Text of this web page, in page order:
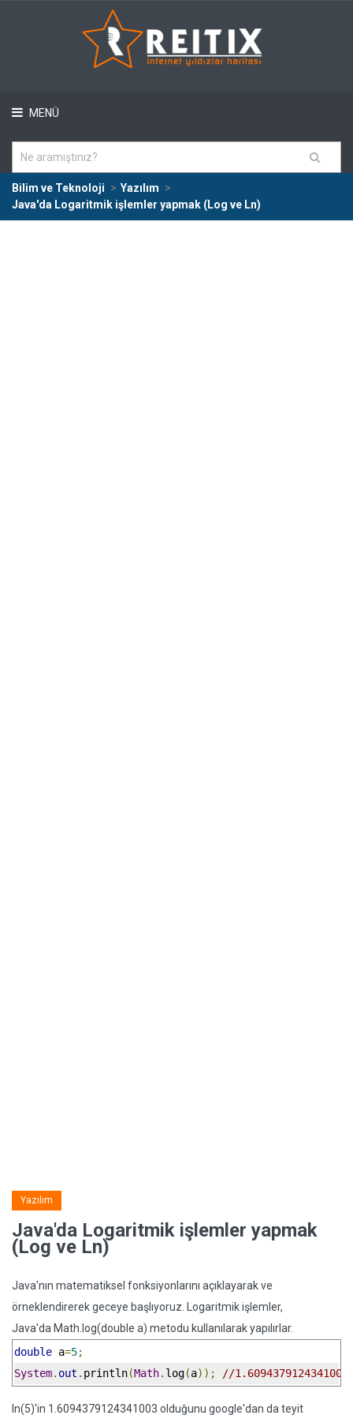
MENÜ
Bilim ve Teknoloji
Yazılım
Java'da Logaritmik işlemler yapmak (Log ve Ln)
Yazılım
Java'da Logaritmik işlemler yapmak
(Log ve Ln)
Java'nın matematiksel fonksiyonlarını açıklayarak ve
örneklendirerek geceye başlıyoruz. Logaritmik işlemler,
Java'da Math.log(double a) metodu kullanılarak yapılırlar.
double a=5;
System. out . println(Math. log(a)); //1.6094379124341003
ln(5)'in 1.6094379124341003 olduğunu google'dan da teyit